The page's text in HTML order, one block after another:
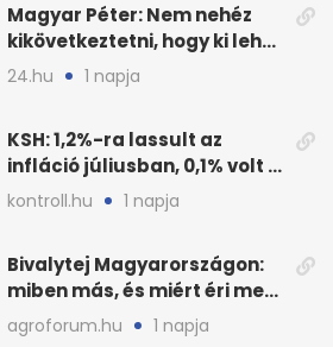
Magyar Péter: Nem nehéz
kikövetkeztetni, hogy ki lehet
a három jelölt
24.hu 1 napja
KSH: 1,2%-ra lassult az
infláció júliusban, 0,1% volt a
havi áresés
kontroll.hu 1 napja
Bivalytej Magyarországon:
miben más, és miért éri meg
feldolgozni?
agroforum.hu 1 napja